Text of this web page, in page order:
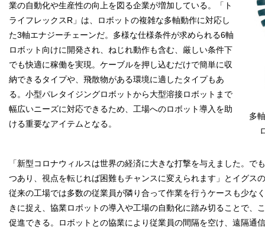
多
業の自動化や生産性の向上を図る企業が増加している。「ト
ライフレックスR」は、ロボットの複雑な多軸動作に対応し
た3軸エナジーチェーンだ。多様な仕様条件が求められる6軸
ロボット向けに開発され、ねじれ動作も含む、厳しい条件下
でも快適に稼働を実現。ケーブルを押し込むだけで簡単に収
納できるタイプや、飛散物がある環境に適したタイプもあ
る。小型パレタイジングロボットから大型溶接ロボットまで
幅広いニーズに対応できるため、工場へのロボット導入を助
ける重要なアイテムとなる。
「新型コロナウィルスは世界の経済に大きな打撃を与えました。で
つあり、視点を転じれば困難もチャンスに変えられます」とイグス
従来の工場では多数の従業員が隣り合って作業を行うケースも少な
きに捉え、協業ロボットの導入や工場の自動化に踏み切ることで、
促進できる。ロボットとの協業により従業員の間隔を空け、遠隔通